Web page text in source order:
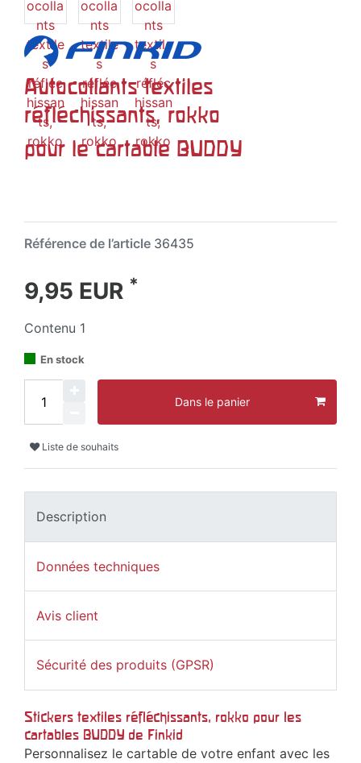
Autocollants textiles
réfléchissants, rokko
pour le cartable BUDDY
Référence de l’article 36435
9,95 EUR *
Contenu 1
En stock
Dans le panier
Liste de souhaits
Description
Données techniques
Avis client
Sécurité des produits (GPSR)
Stickers textiles réfléchissants, rokko pour les
cartables BUDDY de Finkid
Personnalisez le cartable de votre enfant avec les